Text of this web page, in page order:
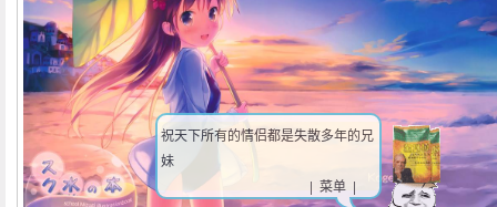
祝天下所有的情侣都是失散多年的兄
妹
| 菜单 |